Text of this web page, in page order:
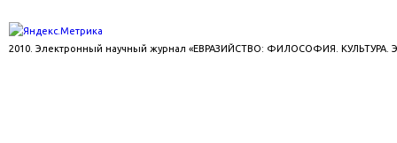
2010. Электронный научный журнал «ЕВРАЗИЙСТВО: ФИЛОСОФИЯ. КУЛЬТУРА.